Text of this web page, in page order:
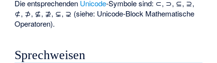
Die entsprechenden Unicode-Symbole sind: ⊂, ⊃, ⊆, ⊇,
⊄, ⊅, ⊈, ⊉, ⊊, ⊋ (siehe: Unicode-Block Mathematische
Operatoren).
Sprechweisen